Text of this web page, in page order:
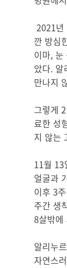
2021년
깐 방심
이마, 눈
았다. 알
만나지
그렇게
료한 성
지 않는
11월 13
얼굴과
이후 3
주간 생
8살밖에
알리누
자연스